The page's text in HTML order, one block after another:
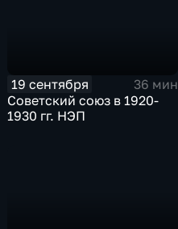
19 сентября
36 мин
Советский союз в 1920-
1930 гг. НЭП